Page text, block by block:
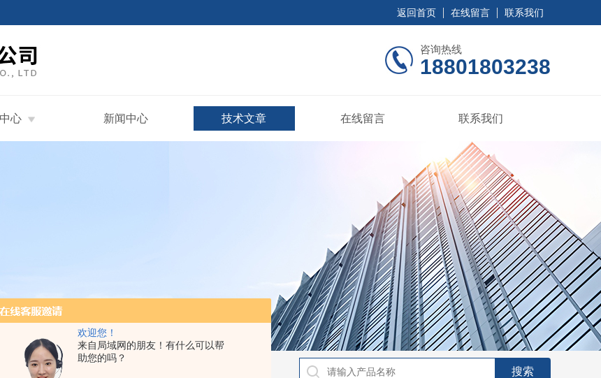
欢迎您！
来自局域网的朋友！有什么可以帮
助您的吗？
返回首页 在线留言 联系我们
咨询热线
18801803238
心 新闻中心 技术文章 在线留言 联系我们
离柱，DAC制备柱，分子筛空柱，装柱机